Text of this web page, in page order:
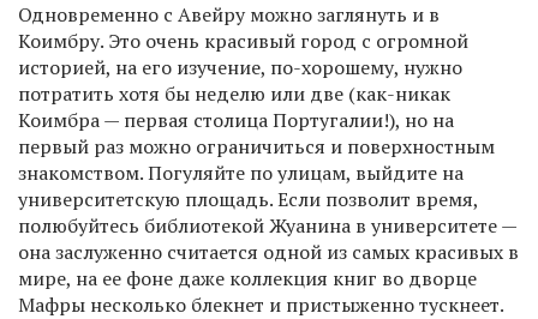
Одновременно с Авейру можно заглянуть и в
Коимбру. Это очень красивый город с огромной
историей, на его изучение, по-хорошему, нужно
потратить хотя бы неделю или две (как-никак
Коимбра — первая столица Португалии!), но на
первый раз можно ограничиться и поверхностным
знакомством. Погуляйте по улицам, выйдите на
университетскую площадь. Если позволит время,
полюбуйтесь библиотекой Жуанина в университете —
она заслуженно считается одной из самых красивых в
мире, на ее фоне даже коллекция книг во дворце
Мафры несколько блекнет и пристыженно тускнеет.